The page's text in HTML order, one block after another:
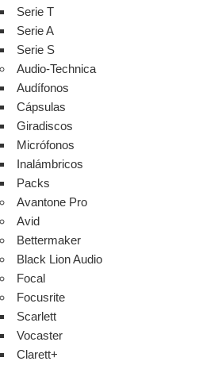
Serie T
Serie A
Serie S
Audio-Technica
Audífonos
Cápsulas
Giradiscos
Micrófonos
Inalámbricos
Packs
Avantone Pro
Avid
Bettermaker
Black Lion Audio
Focal
Focusrite
Scarlett
Vocaster
Clarett+